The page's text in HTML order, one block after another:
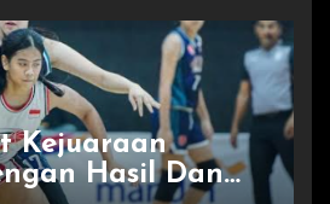
Kejuaraan
Hasil Dan